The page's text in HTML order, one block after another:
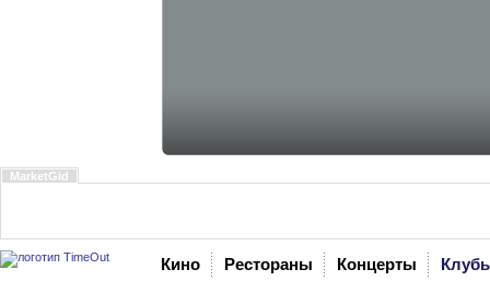
MarketGid
Кино Рестораны Концерты